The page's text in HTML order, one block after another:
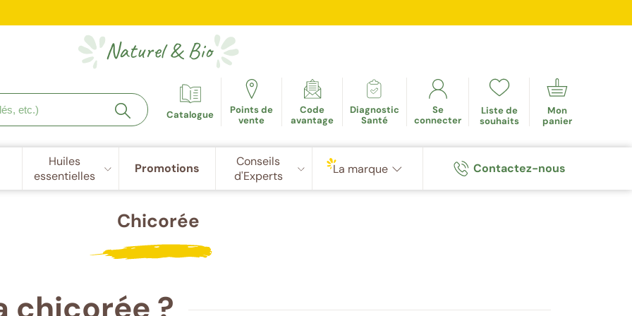
fidélité récompensée : 5€ de réduction dès 100 points cumulés
Naturel&Bio
Catalogue
Points de
vente
Code
avantage
Diagnostic
Santé
Se
connecter
Liste de
souhaits
Mon
panier
Huiles
essentielles
Promotions
Conseils
d'Experts
La marque Contactez-nous
Chicorée